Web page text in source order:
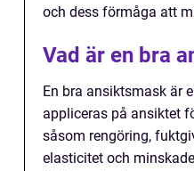
och dess förmåga att
Vad är en bra
En bra ansiktsmask är
appliceras på ansiktet
såsom rengöring,
elasticitet och